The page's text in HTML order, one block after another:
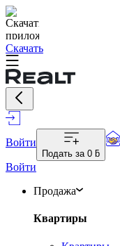
Скачать
Войти
Подать за 0 ƃ
Войти
Продажа
Квартиры